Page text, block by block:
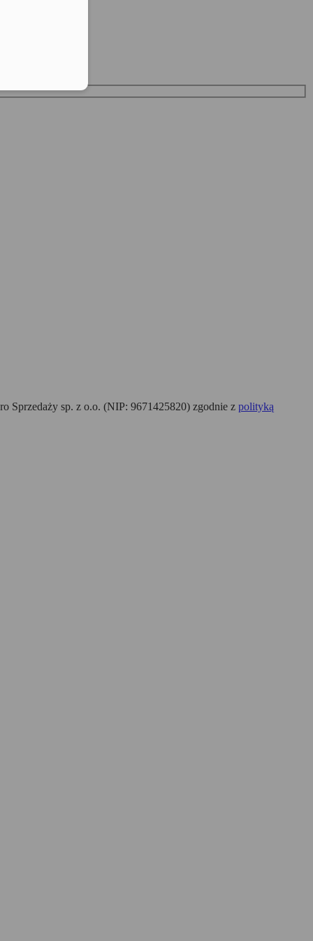
Sprzedaży sp. z o.o. (NIP: 9671425820) zgodnie z polityką